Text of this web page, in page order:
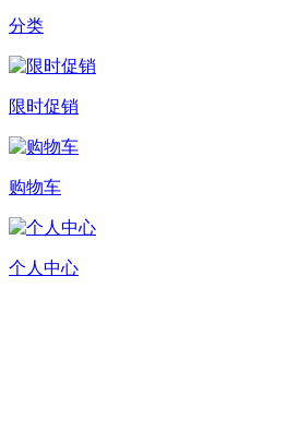
分类
限时促销
购物车
个人中心